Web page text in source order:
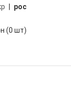
рос
(0 шт)